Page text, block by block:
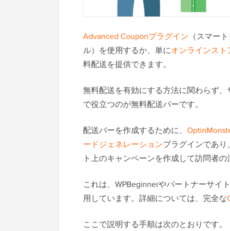
Advanced Couponプラグイン （スマー
ル）を使用するか、単にオンラインスト
料配送を提供できます。
無料配送を有効にする方法に関わらず
で役立つのが無料配送バーです。
配送バーを作成するために、
ードジェネレーションプラグインであ
ト上のキャンペーンを作成して訪問者の
これは、WPBeginnerやパートナーサイ
用しています。詳細については、完全な
ここで説明する手順は次のとおりです。